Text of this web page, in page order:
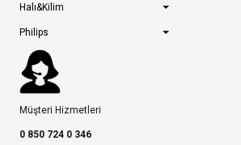
Halı&Kilim
Philips
Müşteri Hizmetleri
0 850 724 0 346